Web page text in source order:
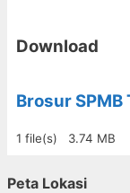
Download
Brosur
1 file(s) 3.74 MB
Peta Lokasi